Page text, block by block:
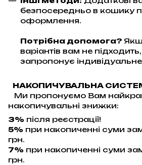
безпосередньо в кошику
оформлення.
Потрібна допомога?
варіантів вам не
запропонує
НАКОПИЧУВАЛЬНА
Ми пропонуємо Вам
накопичувальні знижки:
3% після реєстрації!
5% при накопиченні суми
грн.
7% при накопиченні суми
грн.